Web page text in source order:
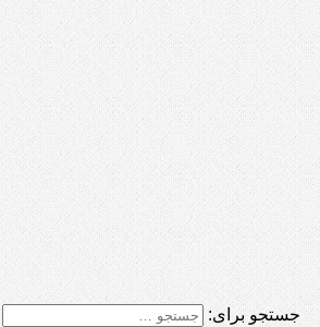
جستجو برای: